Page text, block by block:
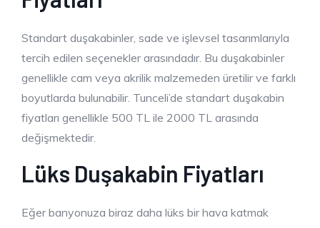
Standart duşakabinler, sade ve işlevsel tasarımlarıyla
tercih edilen seçenekler arasındadır. Bu duşakabinler
genellikle cam veya akrilik malzemeden üretilir ve farklı
boyutlarda bulunabilir. Tunceli’de standart duşakabin
fiyatları genellikle 500 TL ile 2000 TL arasında
değişmektedir.
Lüks Duşakabin Fiyatları
Eğer banyonuza biraz daha lüks bir hava katmak